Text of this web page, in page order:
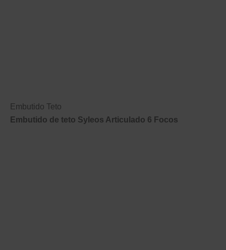
Embutido Teto
Embutido de teto Syleos Articulado 6 Focos